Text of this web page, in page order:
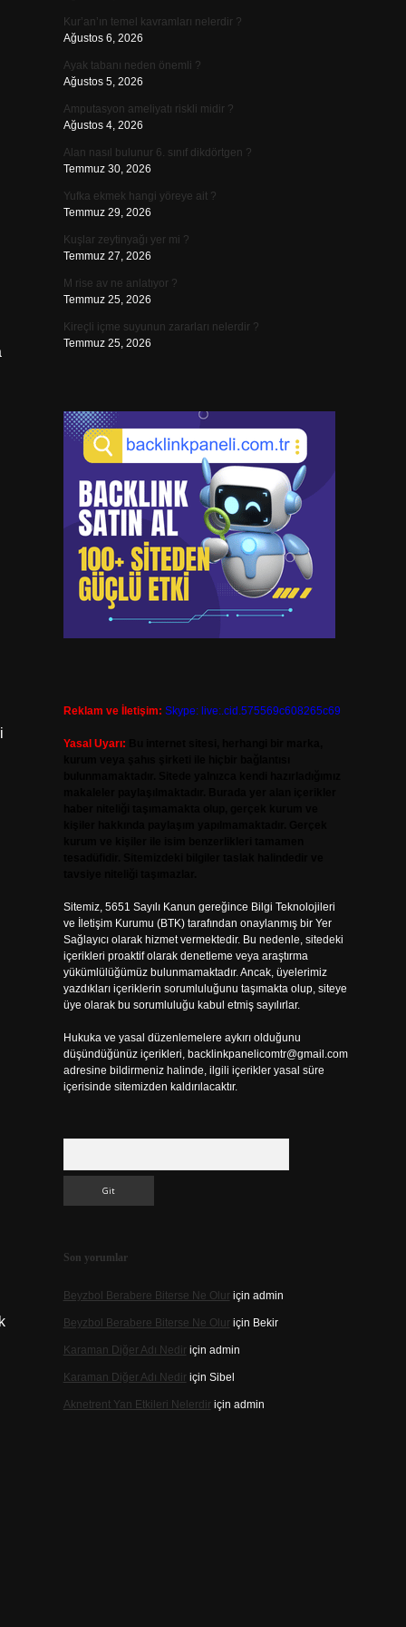
Kur’an’ın temel kavramları nelerdir ?
Ağustos 6, 2026
Ayak tabanı neden önemli ?
Ağustos 5, 2026
Amputasyon ameliyatı riskli midir ?
Ağustos 4, 2026
Alan nasıl bulunur 6. sınıf dikdörtgen ?
Temmuz 30, 2026
Yufka ekmek hangi yöreye ait ?
Temmuz 29, 2026
Kuşlar zeytinyağı yer mi ?
Temmuz 27, 2026
M rise av ne anlatıyor ?
Temmuz 25, 2026
Kireçli içme suyunun zararları nelerdir ?
Temmuz 25, 2026
Reklam ve İletişim: Skype: live:.cid.575569c608265c69
Yasal Uyarı:
Sitemiz, 5651 Sayılı Kanun gereğince Bilgi Teknolojileri
ve İletişim Kurumu (BTK) tarafından onaylanmış bir Yer
Sağlayıcı olarak hizmet vermektedir. Bu nedenle, sitedeki
içerikleri proaktif olarak denetleme veya araştırma
yükümlülüğümüz bulunmamaktadır. Ancak, üyelerimiz
yazdıkları içeriklerin sorumluluğunu taşımakta olup, siteye
üye olarak bu sorumluluğu kabul etmiş sayılırlar.
Hukuka ve yasal düzenlemelere aykırı olduğunu
düşündüğünüz içerikleri, backlinkpanelicomtr@gmail.com
adresine bildirmeniz halinde, ilgili içerikler yasal süre
içerisinde sitemizden kaldırılacaktır.
Son yorumlar
Beyzbol Berabere Biterse Ne Oluriçin admin
Beyzbol Berabere Biterse Ne Oluriçin Bekir
Karaman Diğer Adı Nediriçin admin
Karaman Diğer Adı Nediriçin Sibel
Aknetrent Yan Etkileri Nelerdiriçin admin